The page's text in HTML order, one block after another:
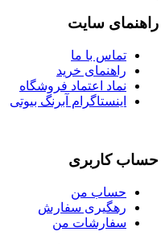
راهنمای سایت
تماس با ما
راهنمای خرید
نماد اعتماد فروشگاه
اینستاگرام آبرنگ بیوتی
حساب کاربری
حساب من
رهگیری سفارش
سفارشات من